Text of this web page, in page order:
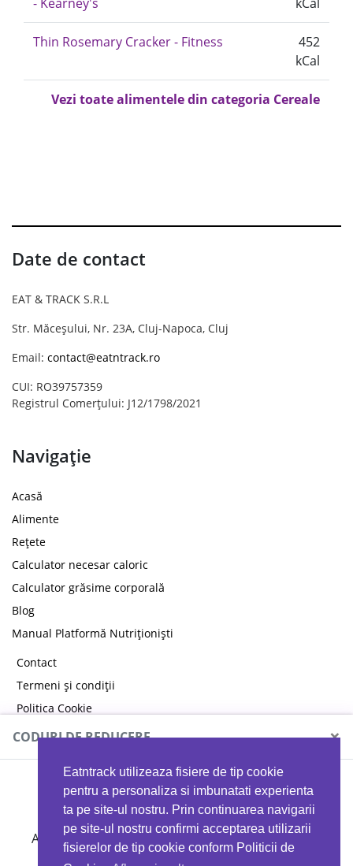
Eatntrack utilizeaza fisiere de tip cookie
pentru a personaliza si imbunatati experienta
ta pe site-ul nostru. Prin continuarea navigarii
pe site-ul nostru confirmi acceptarea utilizarii
fisierelor de tip cookie conform Politicii de
Thin Rosemary Cracker - Fitness
452
kCal
Vezi toate alimentele din categoria Cereale
Date de contact
EAT & TRACK S.R.L
Str. Măceșului, Nr. 23A, Cluj-Napoca, Cluj
Email: contact@eatntrack.ro
CUI: RO39757359
Registrul Comerțului: J12/1798/2021
Navigație
Acasă
Alimente
Rețete
Calculator necesar caloric
Calculator grăsime corporală
Blog
Manual Platformă Nutriționiști
Contact
Termeni și condiții
Politica Cookie
Politica de confidențialitate
CODURI DE REDUCERE ×
MYPROTEIN
Ai 40%reducere la orice comandă folosind codul
EATTRACK